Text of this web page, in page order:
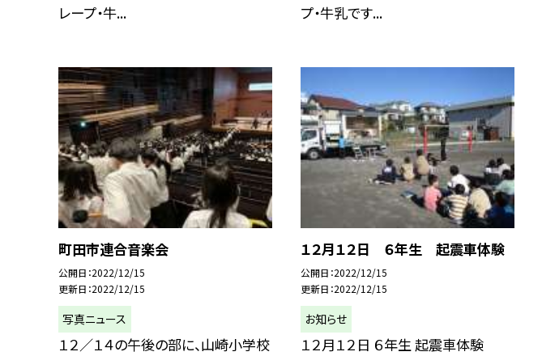
レープ・牛...
プ・牛乳です...
町田市連合音楽会
公開日 2022/12/15
更新日 2022/12/15
写真ニュース
１２／１４の午後の部に、山崎小学校
１２月１２日 ６年生 起震車体験
公開日 2022/12/15
更新日 2022/12/15
お知らせ
１２月１２日 ６年生 起震車体験